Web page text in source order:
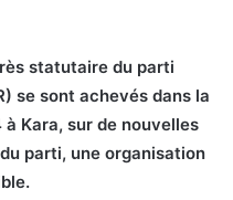
statutaire du parti
se sont achevés dans la
Kara, sur de nouvelles
parti, une organisation